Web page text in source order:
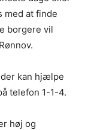
med at finde
borgere vil
kan hjælpe
telefon 1-1-4.
høj og